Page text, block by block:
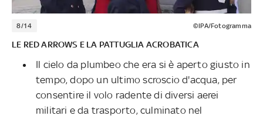
8/14 ©IPA/Fotogramma
LE RED ARROWS E LA PATTUGLIA ACROBATICA
Il cielo da plumbeo che era si è aperto giusto in
tempo, dopo un ultimo scroscio d'acqua, per
consentire il volo radente di diversi aerei
militari e da trasporto, culminato nel